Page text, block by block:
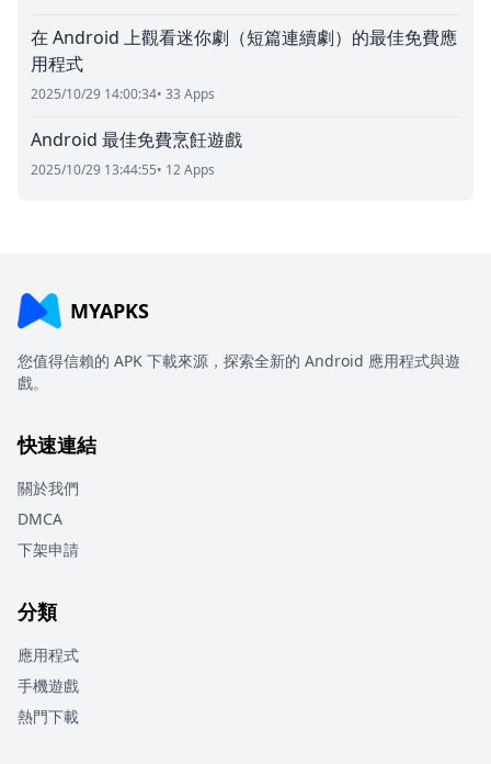
在 Android 上觀看迷你劇（短篇連續劇）的最佳免費應
用程式
2025/10/29 14:00:34• 33 Apps
Android 最佳免費烹飪遊戲
2025/10/29 13:44:55• 12 Apps
MYAPKS
您值得信賴的 APK 下載來源，探索全新的 Android 應用程式與遊
戲。
快速連結
關於我們
DMCA
下架申請
分類
應用程式
手機遊戲
熱門下載